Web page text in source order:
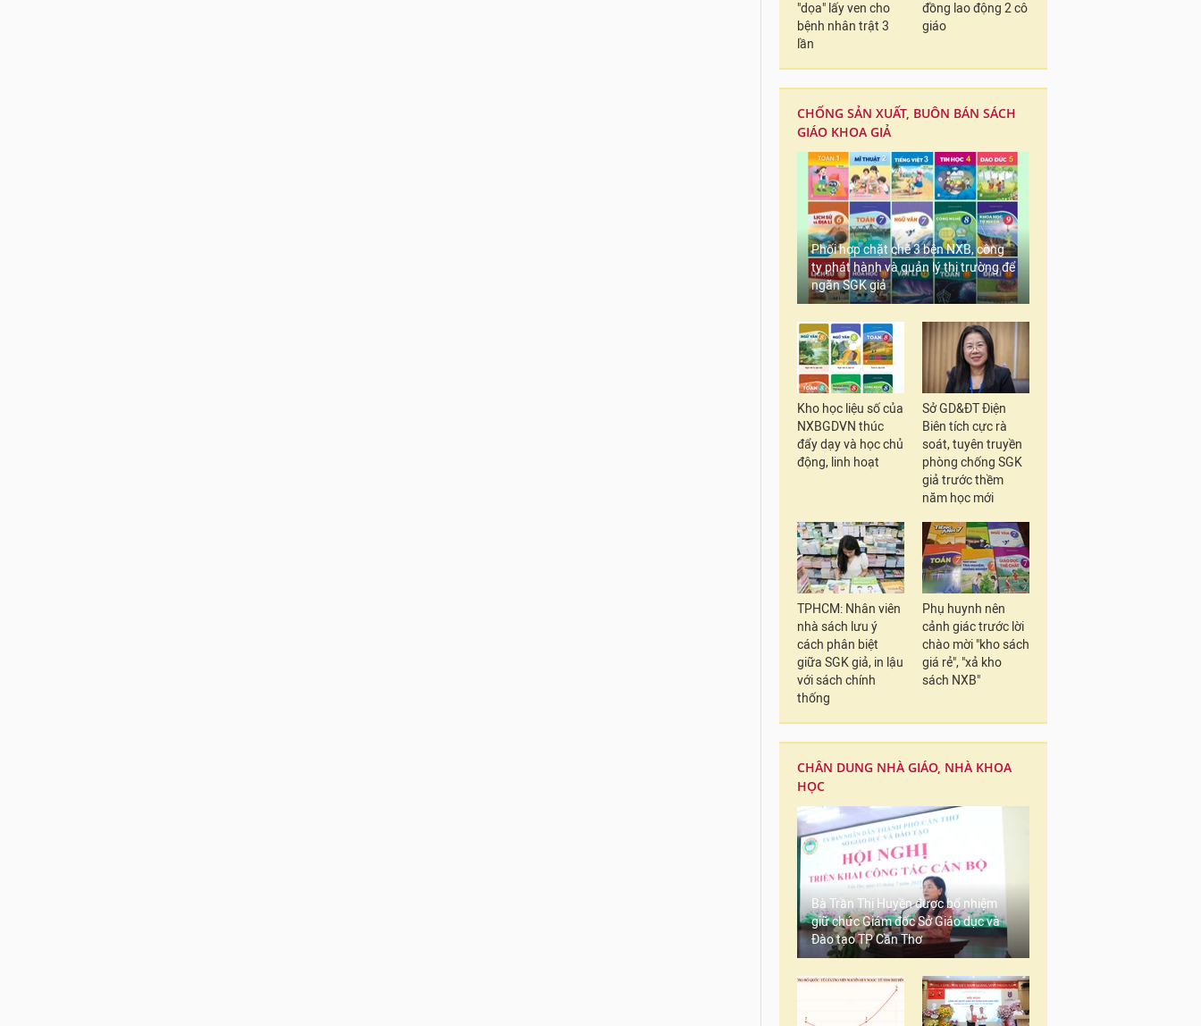
"dọa" lấy ven cho
bệnh nhân trật 3
lần
đồng lao động 2 cô
giáo
CHỐNG SẢN XUẤT, BUÔN BÁN SÁCH
GIÁO KHOA GIẢ
Phối hợp chặt chẽ 3 bên NXB, công
ty phát hành và quản lý thị trường để
ngăn SGK giả
Kho học liệu số của
NXBGDVN thúc
đẩy dạy và học chủ
động, linh hoạt
Sở GD&ĐT Điện
Biên tích cực rà
soát, tuyên truyền
phòng chống SGK
giả trước thềm
năm học mới
TPHCM: Nhân viên
nhà sách lưu ý
cách phân biệt
giữa SGK giả, in lậu
với sách chính
thống
Phụ huynh nên
cảnh giác trước lời
chào mời "kho sách
giá rẻ", "xả kho
sách NXB"
CHÂN DUNG NHÀ GIÁO, NHÀ KHOA
HỌC
Bà Trần Thị Huyền được bổ nhiệm
giữ chức Giám đốc Sở Giáo dục và
Đào tạo TP Cần Thơ